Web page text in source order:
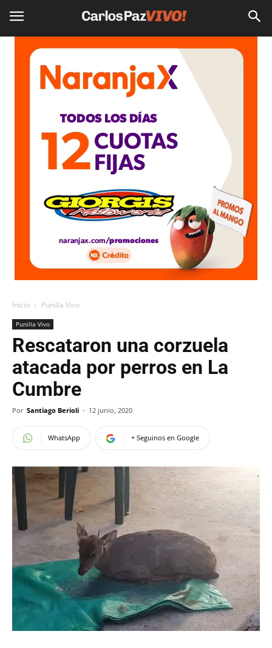
Inicio Punilla Vivo
Punilla Vivo
Rescataron una corzuela
atacada por perros en La
Cumbre
Por Santiago Berioli - 12 junio, 2020
WhatsApp + Seguinos en Google